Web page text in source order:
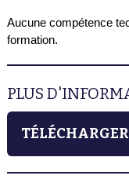
Aucune compétence
formation.
PLUS